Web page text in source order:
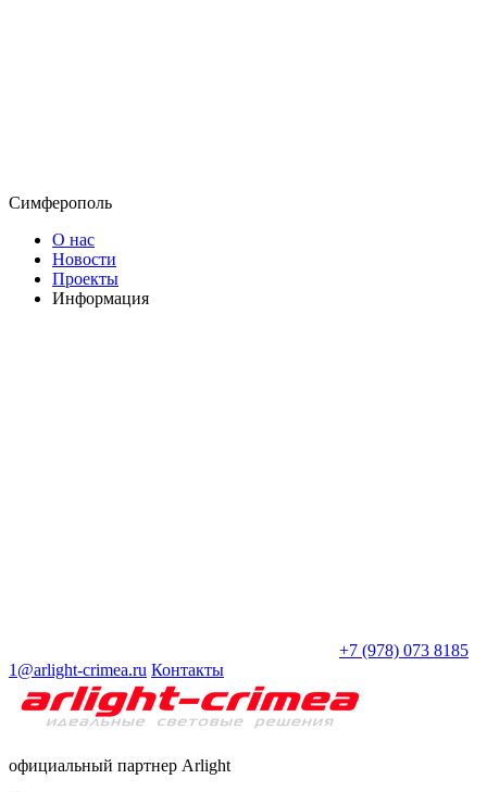
Симферополь
О нас
Новости
Проекты
Информация
+7 (978) 073 8185
1@arlight-crimea.ru Контакты
официальный партнер Arlight